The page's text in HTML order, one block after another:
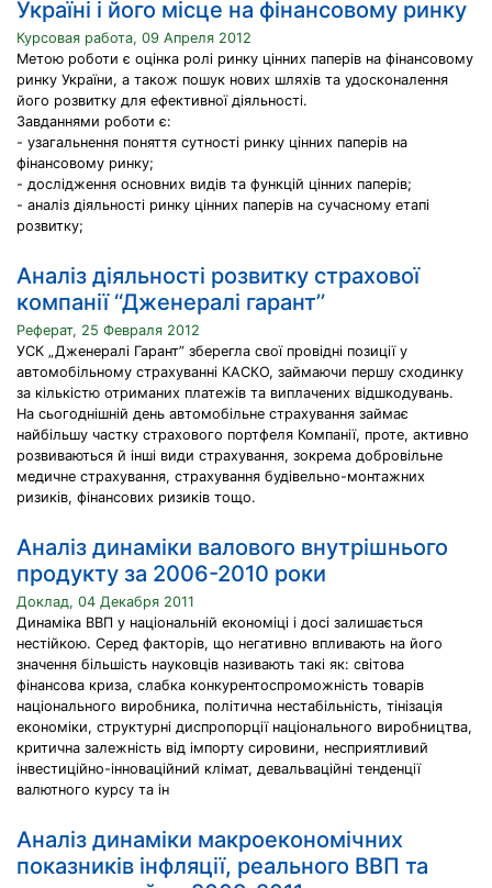
Україні і його місце на фінансовому ринку
Курсовая работа, 09 Апреля 2012
Метою роботи є оцінка ролі ринку цінних паперів на фінансовому
ринку України, а також пошук нових шляхів та удосконалення
його розвитку для ефективної діяльності.
Завданнями роботи є:
- узагальнення поняття сутності ринку цінних паперів на
фінансовому ринку;
- дослідження основних видів та функцій цінних паперів;
- аналіз діяльності ринку цінних паперів на сучасному етапі
розвитку;
Аналіз діяльності розвитку страхової
компанії ‘‘Дженералі гарант’’
Реферат, 25 Февраля 2012
УСК „Дженералі Гарант” зберегла свої провідні позиції у
автомобільному страхуванні КАСКО, займаючи першу сходинку
за кількістю отриманих платежів та виплачених відшкодувань.
На сьогоднішній день автомобільне страхування займає
найбільшу частку страхового портфеля Компанії, проте, активно
розвиваються й інші види страхування, зокрема добровільне
медичне страхування, страхування будівельно-монтажних
ризиків, фінансових ризиків тощо.
Аналіз динаміки валового внутрішнього
продукту за 2006-2010 роки
Доклад, 04 Декабря 2011
Динаміка ВВП у національній економіці і досі залишається
нестійкою. Серед факторів, що негативно впливають на його
значення більшість науковців називають такі як: світова
фінансова криза, слабка конкурентоспроможність товарів
національного виробника, політична нестабільність, тінізація
економіки, структурні диспропорції національного виробництва,
критична залежність від імпорту сировини, несприятливий
інвестиційно-інноваційний клімат, девальваційні тенденції
валютного курсу та ін
Аналіз динаміки макроекономічних
показників інфляції, реального ВВП та